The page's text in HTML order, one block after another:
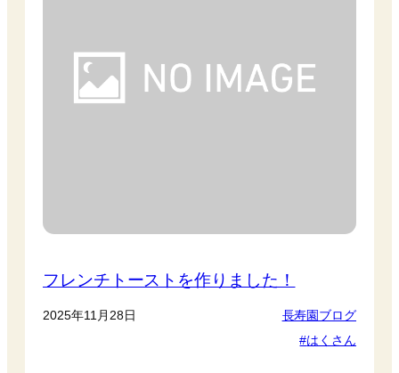
フレンチトーストを作りました！
2025年11月28日
長寿園ブログ
はくさん